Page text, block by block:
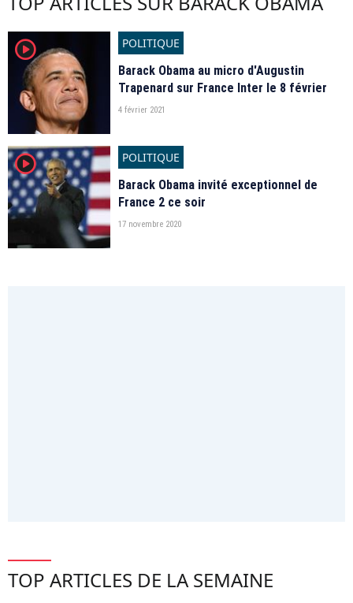
player2
POLITIQUE
Barack Obama au micro d'Augustin
Trapenard sur France Inter le 8 février
4 février 2021
player2
POLITIQUE
Barack Obama invité exceptionnel de
France 2 ce soir
17 novembre 2020
TOP ARTICLES DE LA SEMAINE